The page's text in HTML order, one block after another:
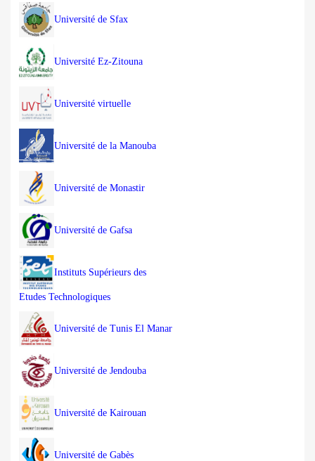
Université de Sfax
Université Ez-Zitouna
Université virtuelle
Université de la Manouba
Université de Monastir
Université de Gafsa
Instituts Supérieurs des
Etudes Technologiques
Université de Tunis El Manar
Université de Jendouba
Université de Kairouan
Université de Gabès